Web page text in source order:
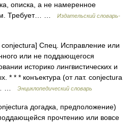
описка, а не намеренное
Требует… …
Издательский словарь-
Спец. Исправление или
или не поддающегося
историко лингвистических и
* * * конъектура (от лат. conjectura
…
Энциклопедический словарь
догадка, предположение)
прочтению или вовсе